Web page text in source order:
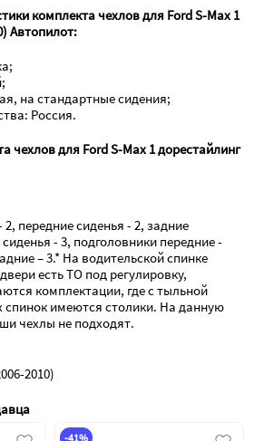
комплекта чехлов для Ford S-Max 1
Автопилот:
на стандартные сидения;
Россия.
чехлов для Ford S-Max 1 дорестайлинг
передние сиденья - 2, задние
- 3, подголовники передние -
– 3.* На водительской спинке
есть ТО под регулировку,
комплектации, где с тыльной
спинок имеются столики. На данную
чехлы не подходят.
2010)
-41%